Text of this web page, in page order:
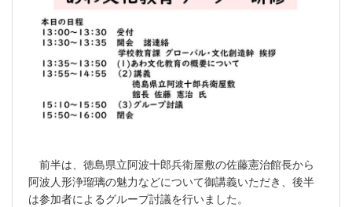
前半は、徳島県立阿波十郎兵衛屋敷の佐藤憲治館長から
阿波人形浄瑠璃の魅力などについて御講義いただき、後半
は参加者によるグループ討議を行いました。